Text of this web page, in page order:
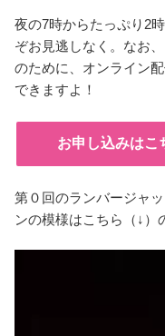
夜の7時からたっぷり2
ぞお見逃しなく。なお
のために、 オンライン
できますよ！
お申し込みはこ
第０回のランバージャ
ンの模様はこちら（↓）